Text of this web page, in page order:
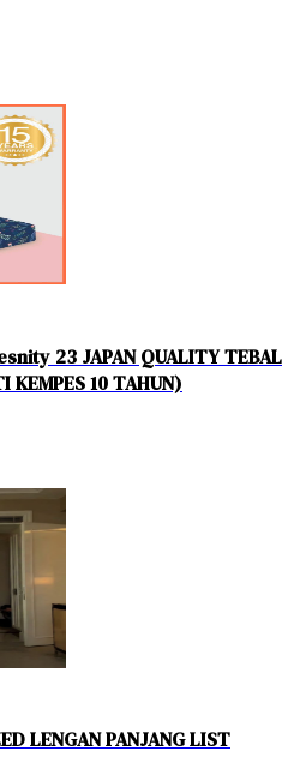
23 JAPAN QUALITY TEBAL
KEMPES 10 TAHUN)
LENGAN PANJANG LIST